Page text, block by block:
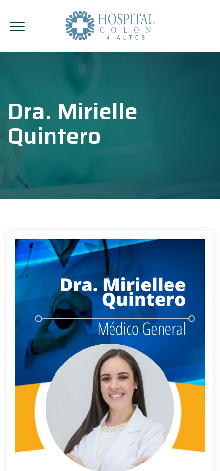
Dra. Mirielle
Quintero